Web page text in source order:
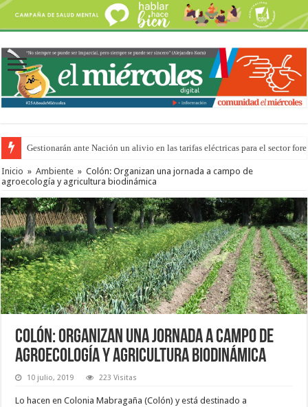
Gestionarán ante Nación un alivio en las tarifas eléctricas para el sector
Inicio » Ambiente » Colón: Organizan una jornada a campo de
agroecología y agricultura biodinámica
Colón: Organizan una jornada a campo de
agroecología y agricultura biodinámica
10 julio, 2019 223 Visitas
Lo hacen en Colonia Mabragaña (Colón) y está destinado a